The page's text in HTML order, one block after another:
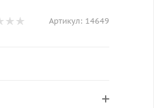
Артикул: 14649